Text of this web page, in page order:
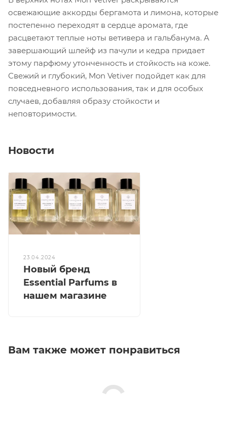
освежающие аккорды бергамота и лимона, которые
постепенно переходят в сердце аромата, где
расцветают теплые ноты ветивера и гальбанума. А
завершающий шлейф из пачули и кедра придает
этому парфюму утонченность и стойкость на коже.
Свежий и глубокий, Mon Vetiver подойдет как для
повседневного использования, так и для особых
случаев, добавляя образу стойкости и
неповторимости.
Новости
23.04.2024
Новый бренд
Essential Parfums в
нашем магазине
Вам также может понравиться